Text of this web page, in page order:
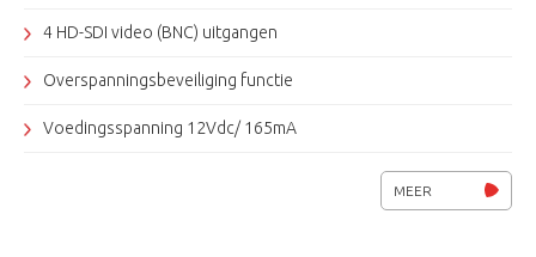
4 HD-SDI video (BNC) uitgangen
Overspanningsbeveiliging functie
Voedingsspanning 12Vdc/ 165mA
MEER